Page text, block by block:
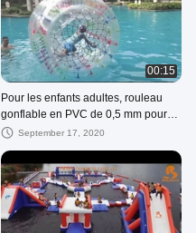
00:15
Pour les enfants adultes, rouleau
gonflable en PVC de 0,5 mm pour
piscine extérieure
September 17, 2020